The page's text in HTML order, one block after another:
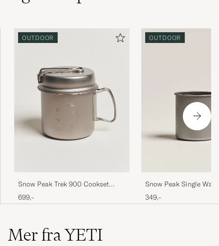
OUTDOOR
Snow Peak Trek 900 Cookset
Titanium
699,-
OUTDOOR
Snow Peak Single
Titanium
349,-
Mer fra YETI